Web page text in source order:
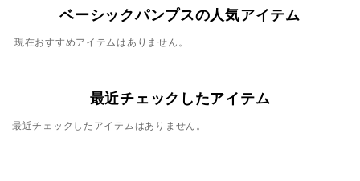
ベーシックパンプスの人気アイテム
現在おすすめアイテムはありません。
最近チェックしたアイテム
最近チェックしたアイテムはありません。